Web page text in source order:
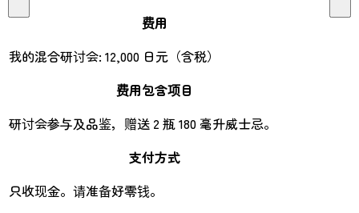
费用
我的混合研讨会: 12,000 日元（含税）
费用包含项目
研讨会参与及品鉴，赠送 2 瓶 180 毫升威士忌。
支付方式
只收现金。请准备好零钱。